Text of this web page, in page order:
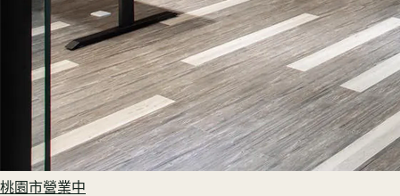
桃園市營業中